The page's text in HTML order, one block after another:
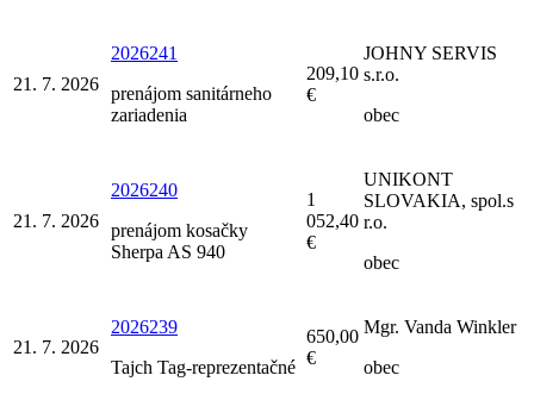
21. 7. 2026
2026241
prenájom sanitárneho
zariadenia
209,10
€
JOHNY SERVIS
s.r.o.
obec
21. 7. 2026
2026240
prenájom kosačky
Sherpa AS 940
1
052,40
€
UNIKONT
SLOVAKIA, spol.s
r.o.
obec
21. 7. 2026
2026239
Tajch Tag-reprezentačné
650,00
€
Mgr. Vanda Winkler
obec